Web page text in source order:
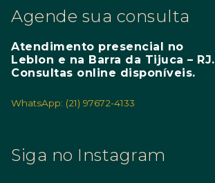
Agende sua consulta
Atendimento presencial no
Leblon e na Barra da Tijuca – RJ.
Consultas online disponíveis.
WhatsApp: (21) 97672-4133
Siga no Instagram